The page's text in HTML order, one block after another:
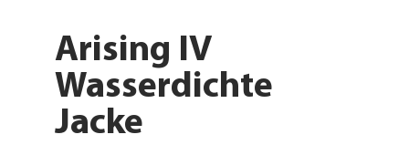
Arising IV
Wasserdichte
Jacke